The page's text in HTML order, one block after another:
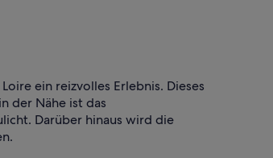
ein reizvolles Erlebnis. Dieses
der Nähe ist das
Darüber hinaus wird die